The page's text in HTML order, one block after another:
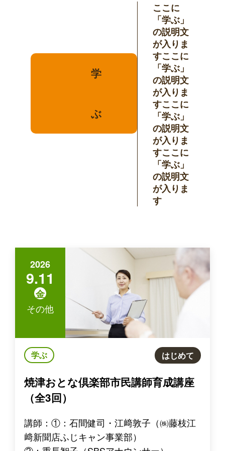
学
ぶ
ここに
「学ぶ」
の説明文
が入りま
すここに
「学ぶ」
の説明文
が入りま
すここに
「学ぶ」
の説明文
が入りま
すここに
「学ぶ」
の説明文
が入りま
す
2026
9.11
金
その他
学ぶ はじめて
焼津おとな倶楽部市民講師育成講座
（全3回）
講師：①：石間健司・江﨑敦子（㈱藤枝江
﨑新聞店ふじキャン事業部）